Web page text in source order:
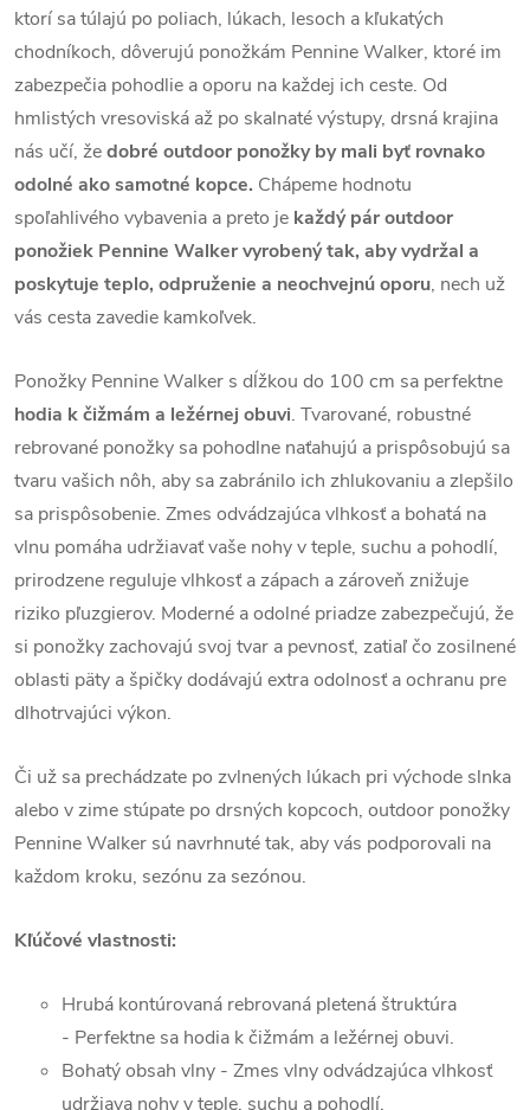
ktorí sa túlajú po poliach, lúkach, lesoch a kľukatých
chodníkoch, dôverujú ponožkám Pennine Walker, ktoré im
zabezpečia pohodlie a oporu na každej ich ceste. Od
hmlistých vresoviská až po skalnaté výstupy, drsná krajina
nás učí, žedobré outdoor ponožky by mali byť rovnako
odolné ako samotné kopce. Chápeme hodnotu
spoľahlivého vybavenia a preto je každý pár outdoor
ponožiek Pennine Walker vyrobený tak, aby vydržal a
poskytuje teplo, odpruženie a neochvejnú oporu, nech už
vás cesta zavedie kamkoľvek.
Ponožky Pennine Walker s dĺžkou do 100 cm sa perfektne
hodia k čižmám a ležérnej obuvi. Tvarované, robustné
rebrované ponožky sa pohodlne naťahujú a prispôsobujú sa
tvaru vašich nôh, aby sa zabránilo ich zhlukovaniu a zlepšilo
sa prispôsobenie. Zmes odvádzajúca vlhkosť a bohatá na
vlnu pomáha udržiavať vaše nohy v teple, suchu a pohodlí,
prirodzene reguluje vlhkosť a zápach a zároveň znižuje
riziko pľuzgierov. Moderné a odolné priadze zabezpečujú, že
si ponožky zachovajú svoj tvar a pevnosť, zatiaľ čo zosilnené
oblasti päty a špičky dodávajú extra odolnosť a ochranu pre
dlhotrvajúci výkon.
Či už sa prechádzate po zvlnených lúkach pri východe slnka
alebo v zime stúpate po drsných kopcoch, outdoor ponožky
Pennine Walker sú navrhnuté tak, aby vás podporovali na
každom kroku, sezónu za sezónou.
Kľúčové vlastnosti:
Hrubá kontúrovaná rebrovaná pletená štruktúra
- Perfektne sa hodia k čižmám a ležérnej obuvi.
Bohatý obsah vlny - Zmes vlny odvádzajúca vlhkosť
udržiava nohy v teple, suchu a pohodlí.